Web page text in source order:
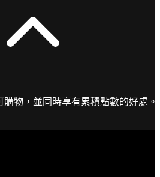
物，並同時享有累積點數的好處。